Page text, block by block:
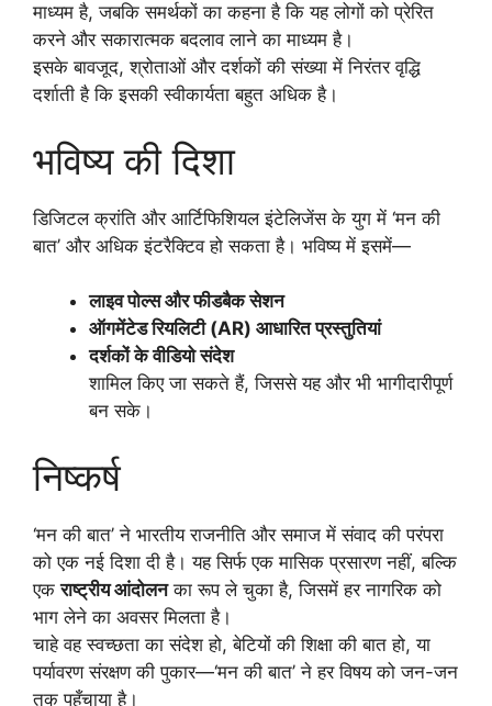
माध्यम है, जबकि समर्थकों का कहना है कि यह लोगों को प्रेरित
करने और सकारात्मक बदलाव लाने का माध्यम है।
इसके बावजूद, श्रोताओं और दर्शकों की संख्या में निरंतर वृद्धि
दर्शाती है कि इसकी स्वीकार्यता बहुत अधिक है।
भविष्य की दिशा
डिजिटल क्रांति और आर्टिफिशियल इंटेलिजेंस के युग में ‘मन की
बात’ और अधिक इंटरैक्टिव हो सकता है। भविष्य में इसमें—
लाइव पोल्स और फीडबैक सेशन
ऑगमेंटेड रियलिटी (AR) आधारित प्रस्तुतियां
दर्शकों के वीडियो संदेश
शामिल किए जा सकते हैं, जिससे यह और भी भागीदारीपूर्ण
बन सके।
निष्कर्ष
‘मन की बात’ ने भारतीय राजनीति और समाज में संवाद की परंपरा
को एक नई दिशा दी है। यह सिर्फ एक मासिक प्रसारण नहीं, बल्कि
एकराष्ट्रीय आंदोलनका रूप ले चुका है, जिसमें हर नागरिक को
भाग लेने का अवसर मिलता है।
चाहे वह स्वच्छता का संदेश हो, बेटियों की शिक्षा की बात हो, या
पर्यावरण संरक्षण की पुकार—‘मन की बात’ ने हर विषय को जन-जन
तक पहुँचाया है।